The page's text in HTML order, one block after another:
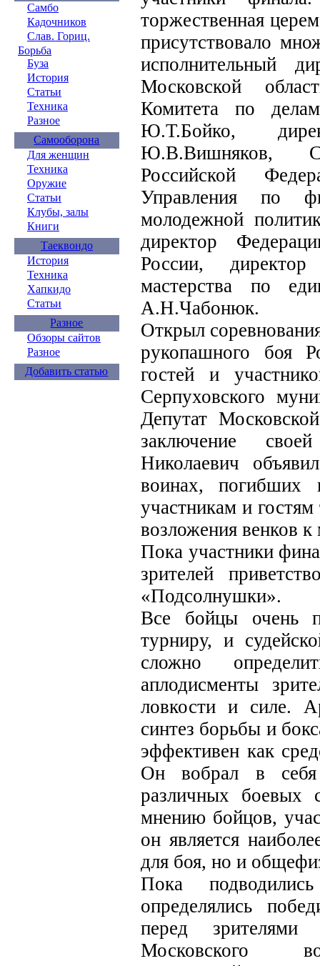
Самбо
Кадочников
Слав. Гориц.
Борьба
Буза
История
Статьи
Техника
Разное
Самооборона
Для женщин
Техника
Оружие
Статьи
Клубы, залы
Книги
Таеквондо
История
Техника
Хапкидо
Статьи
Разное
Обзоры сайтов
Разное
Добавить статью
торжественная
присутствовало
исполнительный
Московской
Комитета по
Ю.Т.Бойко,
Ю.В.Вишняков,
Российской
Управления по
молодежной
директор
России,
мастерства по
А.Н.Чабонюк.
Открыл
рукопашного боя
гостей и
Серпуховского
Депутат
заключение
Николаевич
воинах, погибших
участникам и
возложения венков
Пока участники
зрителей
«Подсолнушки».
Все бойцы очень
турниру, и
сложно
аплодисменты
ловкости и силе.
синтез борьбы и
эффективен как
Он вобрал в себя
различных боевых
мнению бойцов,
он является
для боя, но и
Пока
определялись
перед зрителями
Московского